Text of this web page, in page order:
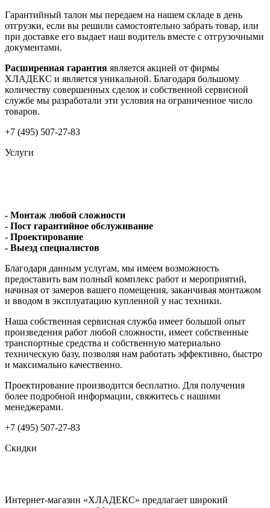
Гарантийный талон мы передаем на нашем складе в день
отгрузки, если вы решили самостоятельно забрать товар, или
при доставке его выдает наш водитель вместе с отгрузочными
документами.
Расширенная гарантия является акцией от фирмы
ХЛАДЕКС и является уникальной. Благодаря большому
количеству совершенных сделок и собственной сервисной
службе мы разработали эти условия на ограниченное число
товаров.
+7 (495) 507-27-83
Услуги
- Монтаж любой сложности
- Пост гарантийное обслуживание
- Проектирование
- Выезд специалистов
Благодаря данным услугам, мы имеем возможность
предоставить вам полный комплекс работ и мероприятий,
начиная от замеров вашего помещения, заканчивая монтажом
и вводом в эксплуатацию купленной у нас техники.
Наша собственная сервисная служба имеет большой опыт
произведения работ любой сложности, имеет собственные
транспортные средства и собственную материально
техническую базу, позволяя нам работать эффективно, быстро
и максимально качественно.
Проектирование производится бесплатно. Для получения
более подробной информации, свяжитесь с нашими
менеджерами.
+7 (495) 507-27-83
Скидки
Интернет-магазин «ХЛАДЕКС» предлагает широкий